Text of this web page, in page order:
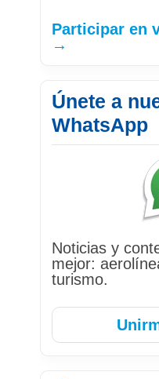
Participar en
→
Únete a
WhatsApp
Noticias y
mejor:
turismo.